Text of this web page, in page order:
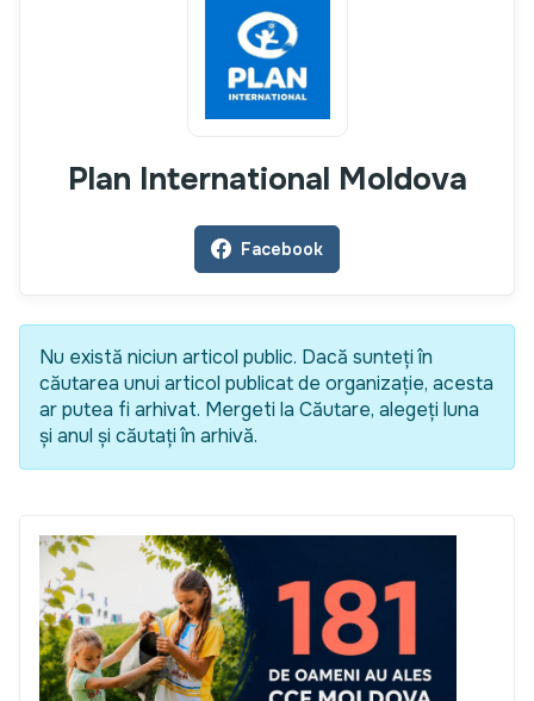
Plan International Moldova
Facebook
Nu există niciun articol public. Dacă sunteți în
căutarea unui articol publicat de organizație, acesta
ar putea fi arhivat. Mergeti la Căutare, alegeți luna
și anul și căutați în arhivă.